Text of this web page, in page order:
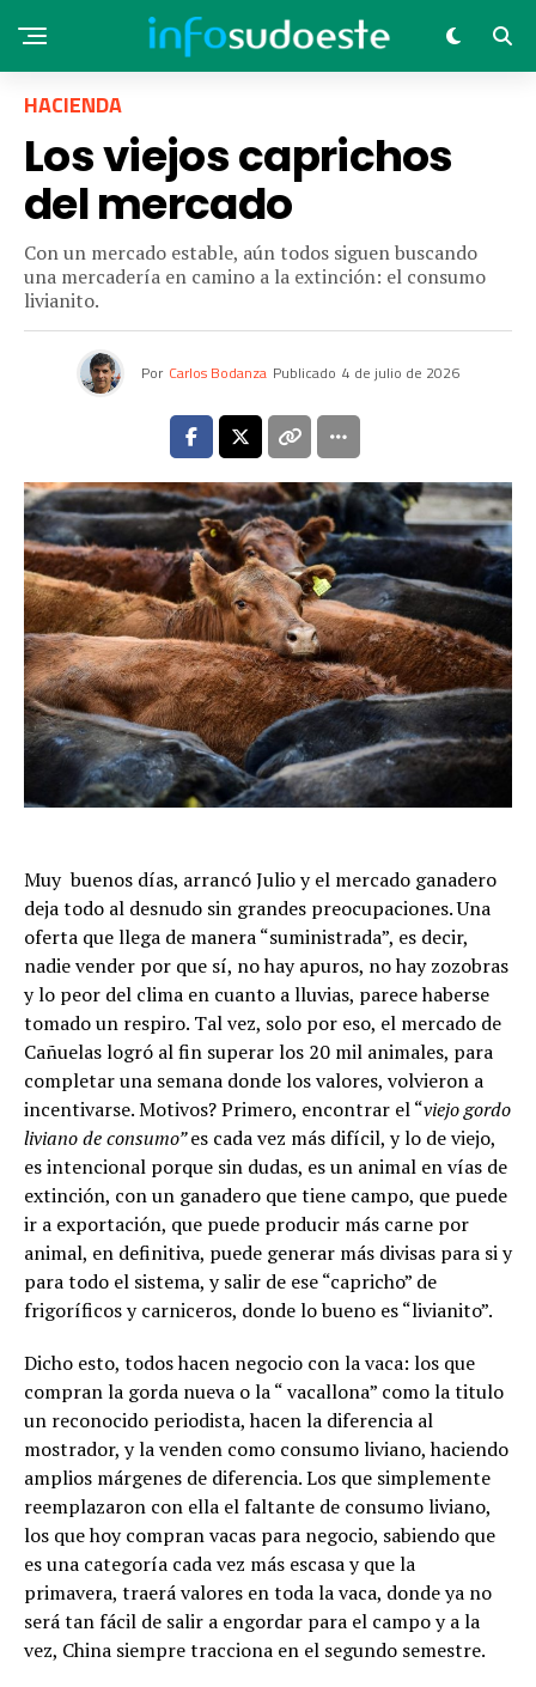
HACIENDA
Los viejos caprichos
del mercado
Con un mercado estable, aún todos siguen buscando
una mercadería en camino a la extinción: el consumo
livianito.
Por Carlos Bodanza Publicado 4 de julio de 2026
Muy buenos días, arrancó Julio y el mercado ganadero
deja todo al desnudo sin grandes preocupaciones. Una
oferta que llega de manera “suministrada”, es decir,
nadie vender por que sí, no hay apuros, no hay zozobras
y lo peor del clima en cuanto a lluvias, parece haberse
tomado un respiro. Tal vez, solo por eso, el mercado de
Cañuelas logró al fin superar los 20 mil animales, para
completar una semana donde los valores, volvieron a
incentivarse. Motivos? Primero, encontrar el “viejo gordo
liviano de consumo”es cada vez más difícil, y lo de viejo,
es intencional porque sin dudas, es un animal en vías de
extinción, con un ganadero que tiene campo, que puede
ir a exportación, que puede producir más carne por
animal, en definitiva, puede generar más divisas para si y
para todo el sistema, y salir de ese “capricho” de
frigoríficos y carniceros, donde lo bueno es “livianito”.
Dicho esto, todos hacen negocio con la vaca: los que
compran la gorda nueva o la “ vacallona” como la titulo
un reconocido periodista, hacen la diferencia al
mostrador, y la venden como consumo liviano, haciendo
amplios márgenes de diferencia. Los que simplemente
reemplazaron con ella el faltante de consumo liviano,
los que hoy compran vacas para negocio, sabiendo que
es una categoría cada vez más escasa y que la
primavera, traerá valores en toda la vaca, donde ya no
será tan fácil de salir a engordar para el campo y a la
vez, China siempre tracciona en el segundo semestre.